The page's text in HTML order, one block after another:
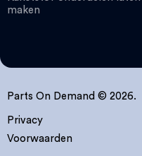
maken
Parts On Demand © 2026.
Privacy
Voorwaarden